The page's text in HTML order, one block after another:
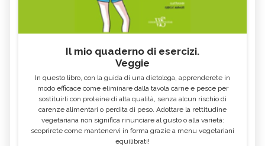
Il mio quaderno di esercizi.
Veggie
In questo libro, con la guida di una dietologa, apprenderete in
modo efficace come eliminare dalla tavola carne e pesce per
sostituirli con proteine di alta qualità, senza alcun rischio di
carenze alimentari o perdita di peso. Adottare la rettitudine
vegetariana non significa rinunciare al gusto o alla varietà:
scoprirete come mantenervi in forma grazie a menu vegetariani
equilibrati!